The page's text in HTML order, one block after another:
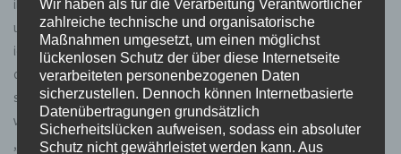
ihm gesagt hatte. „Hi du“, sagte er und küsste mich. Er sah Liam
und begrüßte ihn. Der Abend war gelaufen. Aber ich dachte mir,
ich war nicht mit ihm, da sondern mit meinem besten Freund,
deswegen verabschiedeten wir uns irgendwann. Leon machte
sich auch keine Gedanken mich nach Hause zu bringen, denn er
war mit seinen Mädels da. Diese kamen mir gerade gelegen.
„Was machen wir jetzt?“, fragte mich Liam. „Ich laufe nach
Wir haben als für die Verarbeitung Verantwortlicher
zahlreiche technische und organisatorische
Maßnahmen umgesetzt, um einen möglichst
lückenlosen Schutz der über diese Internetseite
verarbeiteten personenbezogenen Daten
sicherzustellen. Dennoch können Internetbasierte
Datenübertragungen grundsätzlich
Sicherheitslücken aufweisen, sodass ein absoluter
Schutz nicht gewährleistet werden kann. Aus